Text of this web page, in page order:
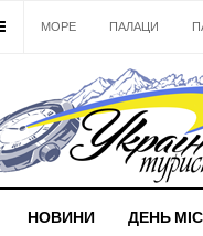
МОРЕ ПАЛАЦИ
НОВИНИ ДЕНЬ